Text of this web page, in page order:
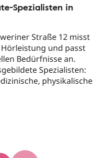
Spezialisten in
Straße 12 misst
und passt
Bedürfnisse an.
Spezialisten:
physikalische